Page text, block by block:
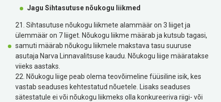
Jagu Sihtasutuse nõukogu liikmed
21. Sihtasutuse nõukogu liikmete alammäär on 3 liiget ja
ülemmäär on 7 liiget. Nõukogu liikme määrab ja kutsub tagasi,
samuti määrab nõukogu liikmele makstava tasu suuruse
asutaja Narva Linnavalitsuse kaudu. Nõukogu liige määratakse
viieks aastaks.
22. Nõukogu liige peab olema teovõimeline füüsiline isik, kes
vastab seaduses kehtestatud nõuetele. Lisaks seaduses
sätestatule ei või nõukogu liikmeks olla konkureeriva riigi- või